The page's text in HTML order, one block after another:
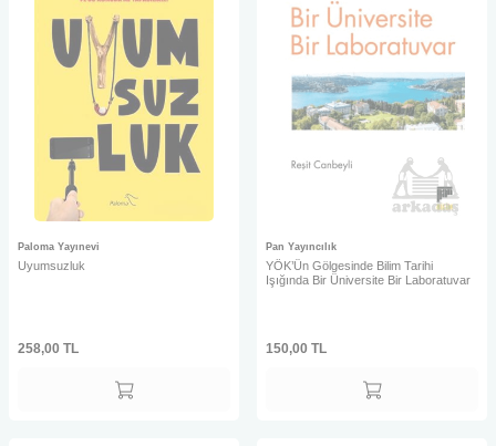
Paloma Yayınevi
Uyumsuzluk
258,00 TL
Pan Yayıncılık
YÖK’Ün Gölgesinde Bilim Tarihi
Işığında Bir Üniversite Bir Laboratuvar
150,00 TL